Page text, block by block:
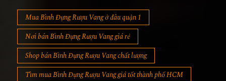
Mua Bình Đựng Rượu Vang ở đâu quận 1
Nơi bán Bình Đựng Rượu Vang giá rẻ
Shop bán Bình Đựng Rượu Vang chất lượng
Tìm mua Bình Đựng Rượu Vang giá tốt thành phố HCM